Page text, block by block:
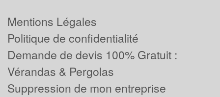
Mentions Légales
Politique de confidentialité
Demande de devis 100% Gratuit :
Vérandas & Pergolas
Suppression de mon entreprise